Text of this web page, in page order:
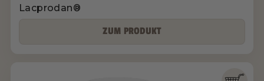
Lacprodan®
ZUM PRODUKT